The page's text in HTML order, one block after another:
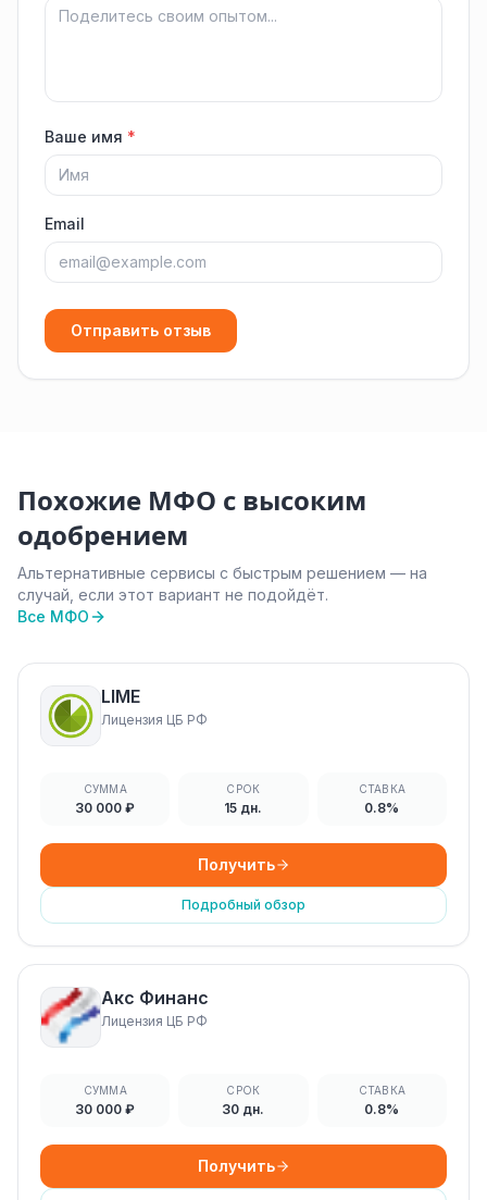
Ваше имя *
Email
Отправить отзыв
Похожие МФО с высоким
одобрением
Альтернативные сервисы с быстрым решением — на
случай, если этот вариант не подойдёт.
Все МФО
LIME
Лицензия ЦБ РФ
СУММА
30 000 ₽
СРОК
15 дн.
СТАВКА
0.8%
Получить
Подробный обзор
Акс Финанс
Лицензия ЦБ РФ
СУММА
30 000 ₽
СРОК
30 дн.
СТАВКА
0.8%
Получить